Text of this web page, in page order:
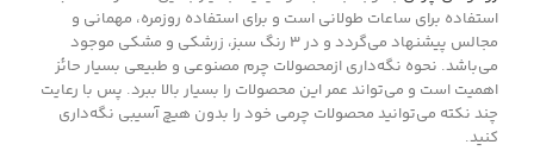
استفاده برای ساعات طولانی است و برای استفاده روزمره، مهمانی و
مجالس پیشنهاد می‌گردد و در 3 رنگ سبز، زرشکی و مشکی موجود
می‌باشد. نحوه نگه‌داری ازمحصولات چرم مصنوعی و طبیعی بسیار حائز
اهمیت است و می‌تواند عمر این محصولات را بسیار بالا ببرد. پس با رعایت
چند نکته می‌توانید محصولات چرمی خود را بدون هیچ آسیبی نگه‌داری
کنید.